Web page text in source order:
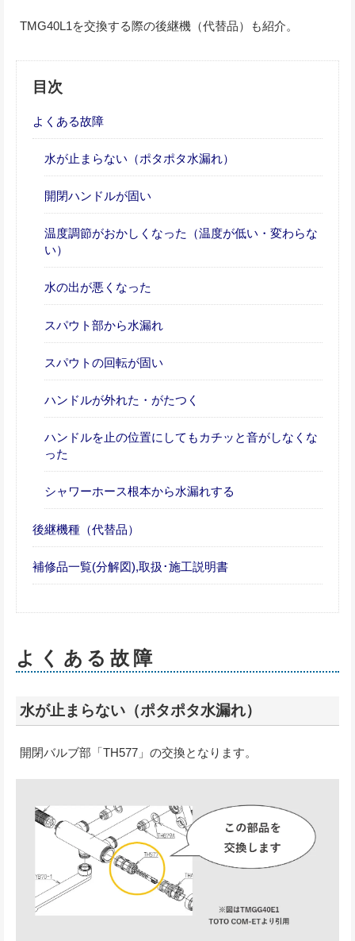
TMG40L1を交換する際の後継機（代替品）も紹介。
目次
よくある故障
水が止まらない（ポタポタ水漏れ）
開閉ハンドルが固い
温度調節がおかしくなった（温度が低い・変わらな
い）
水の出が悪くなった
スパウト部から水漏れ
スパウトの回転が固い
ハンドルが外れた・がたつく
ハンドルを止の位置にしてもカチッと音がしなくな
った
シャワーホース根本から水漏れする
後継機種（代替品）
補修品一覧(分解図),取扱･施工説明書
よくある故障
水が止まらない（ポタポタ水漏れ）
開閉バルブ部「TH577」の交換となります。